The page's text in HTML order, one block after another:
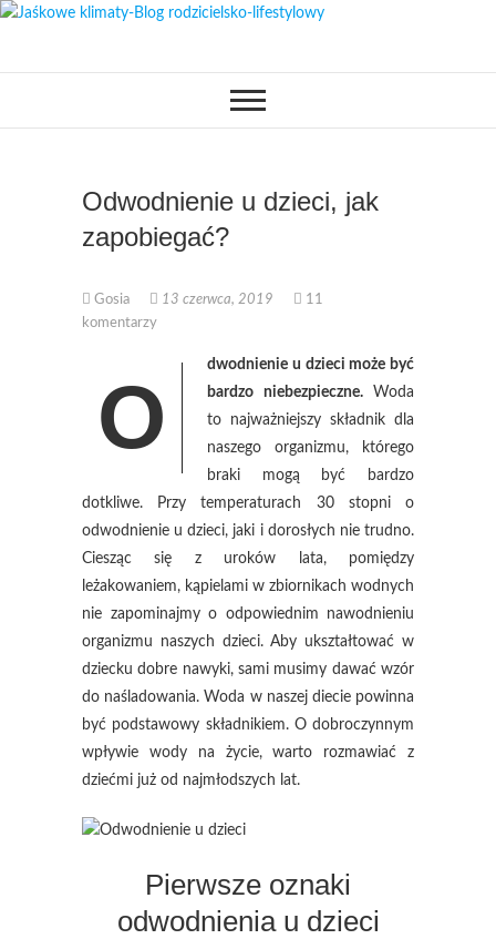
Skip
Jaśkowe klimaty-
Blog rodzicielsko-
lifestylowy
CIEKAWE PROJEKTY DIY Z
Odwodnienie u dzieci, jak
zapobiegać?
Gosia 13 czerwca, 2019
11
komentarzy
O
dwodnienie u dzieci może być
bardzo niebezpieczne.Woda
to najważniejszy składnik dla
naszego organizmu, którego
braki mogą być bardzo
dotkliwe. Przy temperaturach 30 stopni o
odwodnienie u dzieci, jaki i dorosłych nie trudno.
Ciesząc się z uroków lata, pomiędzy
leżakowaniem, kąpielami w zbiornikach wodnych
nie zapominajmy o odpowiednim nawodnieniu
organizmu naszych dzieci. Aby ukształtować w
dziecku dobre nawyki, sami musimy dawać wzór
do naśladowania. Woda w naszej diecie powinna
być podstawowy składnikiem. O dobroczynnym
wpływie wody na życie, warto rozmawiać z
dziećmi już od najmłodszych lat.
Pierwsze oznaki
odwodnienia u dzieci